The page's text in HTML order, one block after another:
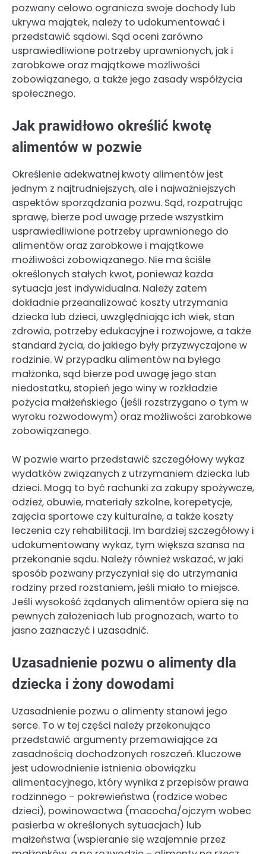
pozwany celowo ogranicza swoje dochody lub
ukrywa majątek, należy to udokumentować i
przedstawić sądowi. Sąd oceni zarówno
usprawiedliwione potrzeby uprawnionych, jak i
zarobkowe oraz majątkowe możliwości
zobowiązanego, a także jego zasady współżycia
społecznego.
Jak prawidłowo określić kwotę
alimentów w pozwie
Określenie adekwatnej kwoty alimentów jest
jednym z najtrudniejszych, ale i najważniejszych
aspektów sporządzania pozwu. Sąd, rozpatrując
sprawę, bierze pod uwagę przede wszystkim
usprawiedliwione potrzeby uprawnionego do
alimentów oraz zarobkowe i majątkowe
możliwości zobowiązanego. Nie ma ściśle
określonych stałych kwot, ponieważ każda
sytuacja jest indywidualna. Należy zatem
dokładnie przeanalizować koszty utrzymania
dziecka lub dzieci, uwzględniając ich wiek, stan
zdrowia, potrzeby edukacyjne i rozwojowe, a także
standard życia, do jakiego były przyzwyczajone w
rodzinie. W przypadku alimentów na byłego
małżonka, sąd bierze pod uwagę jego stan
niedostatku, stopień jego winy w rozkładzie
pożycia małżeńskiego (jeśli rozstrzygano o tym w
wyroku rozwodowym) oraz możliwości zarobkowe
zobowiązanego.
W pozwie warto przedstawić szczegółowy wykaz
wydatków związanych z utrzymaniem dziecka lub
dzieci. Mogą to być rachunki za zakupy spożywcze,
odzież, obuwie, materiały szkolne, korepetycje,
zajęcia sportowe czy kulturalne, a także koszty
leczenia czy rehabilitacji. Im bardziej szczegółowy i
udokumentowany wykaz, tym większa szansa na
przekonanie sądu. Należy również wskazać, w jaki
sposób pozwany przyczyniał się do utrzymania
rodziny przed rozstaniem, jeśli miało to miejsce.
Jeśli wysokość żądanych alimentów opiera się na
pewnych założeniach lub prognozach, warto to
jasno zaznaczyć i uzasadnić.
Uzasadnienie pozwu o alimenty dla
dziecka i żony dowodami
Uzasadnienie pozwu o alimenty stanowi jego
serce. To w tej części należy przekonująco
przedstawić argumenty przemawiające za
zasadnością dochodzonych roszczeń. Kluczowe
jest udowodnienie istnienia obowiązku
alimentacyjnego, który wynika z przepisów prawa
rodzinnego – pokrewieństwa (rodzice wobec
dzieci), powinowactwa (macocha/ojczym wobec
pasierba w określonych sytuacjach) lub
małżeństwa (wspieranie się wzajemnie przez